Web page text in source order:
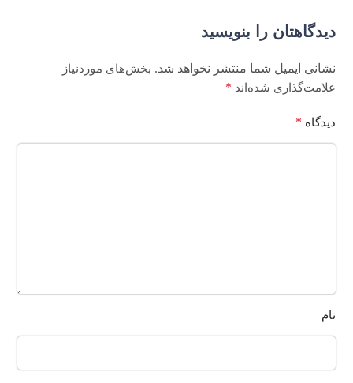
دیدگاهتان را بنویسید
نشانی ایمیل شما منتشر نخواهد شد. بخش‌های موردنیاز
علامت‌گذاری شده‌اند *
دیدگاه *
نام